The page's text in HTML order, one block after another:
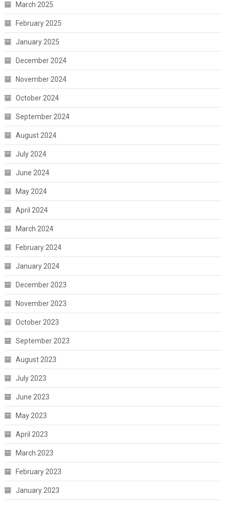
March 2025
February 2025
January 2025
December 2024
November 2024
October 2024
September 2024
August 2024
July 2024
June 2024
May 2024
April 2024
March 2024
February 2024
January 2024
December 2023
November 2023
October 2023
September 2023
August 2023
July 2023
June 2023
May 2023
April 2023
March 2023
February 2023
January 2023